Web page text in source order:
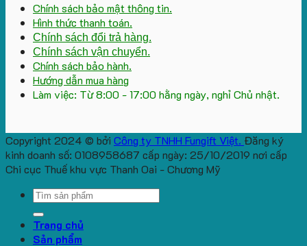
Chính sách bảo mật thông tin.
Hình thức thanh toán.
Chính sách đổi trả hàng.
Chính sách vận chuyển.
Chính sách bảo hành.
Hướng dẫn mua hàng
Làm việc: Từ 8:00 - 17:00 hằng ngày, nghỉ Chủ nhật.
Copyright 2024 © bởi Công ty TNHH Fungift Việt. Đăng ký
kinh doanh số: 0108958687 cấp ngày: 25/10/2019 nơi cấp
Chi cục Thuế khu vực Thanh Oai - Chương Mỹ
Search
Trang chủ
Sản phẩm